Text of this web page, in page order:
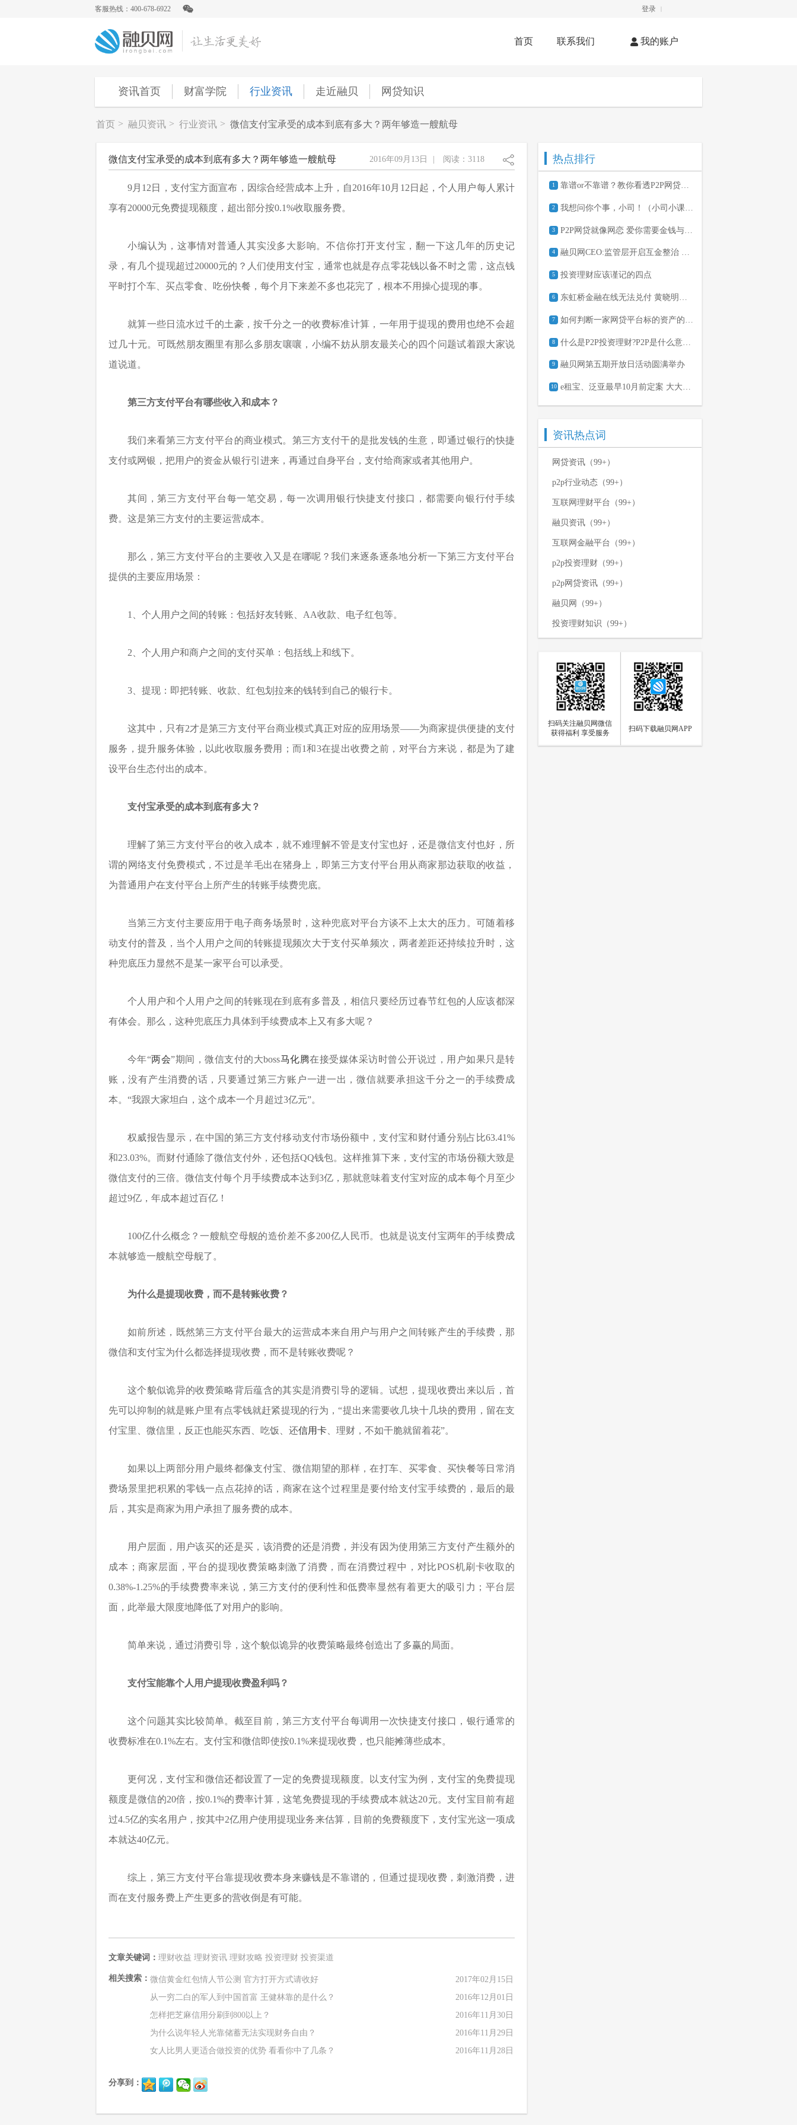
客服热线：400-678-6922 登录 |
首页 联系我们 我的账户
资讯首页 财富学院 行业资讯 走近融贝 网贷知识
首页 > 融贝资讯 > 行业资讯 > 微信支付宝承受的成本到底有多大？两年够造一艘航母
微信支付宝承受的成本到底有多大？两年够造一艘航母 2016年09月13日 阅读：3118
9月12日，支付宝方面宣布，因综合经营成本上升，自2016年10月12日起，个人用户每人累计
享有20000元免费提现额度，超出部分按0.1%收取服务费。
小编认为，这事情对普通人其实没多大影响。不信你打开支付宝，翻一下这几年的历史记
录，有几个提现超过20000元的？人们使用支付宝，通常也就是存点零花钱以备不时之需，这点钱
平时打个车、买点零食、吃份快餐，每个月下来差不多也花完了，根本不用操心提现的事。
就算一些日流水过千的土豪，按千分之一的收费标准计算，一年用于提现的费用也绝不会超
过几十元。可既然朋友圈里有那么多朋友嚷嚷，小编不妨从朋友最关心的四个问题试着跟大家说
道说道。
第三方支付平台有哪些收入和成本？
我们来看第三方支付平台的商业模式。第三方支付干的是批发钱的生意，即通过银行的快捷
支付或网银，把用户的资金从银行引进来，再通过自身平台，支付给商家或者其他用户。
其间，第三方支付平台每一笔交易，每一次调用银行快捷支付接口，都需要向银行付手续
费。这是第三方支付的主要运营成本。
那么，第三方支付平台的主要收入又是在哪呢？我们来逐条逐条地分析一下第三方支付平台
提供的主要应用场景：
1、个人用户之间的转账：包括好友转账、AA收款、电子红包等。
2、个人用户和商户之间的支付买单：包括线上和线下。
3、提现：即把转账、收款、红包划拉来的钱转到自己的银行卡。
这其中，只有2才是第三方支付平台商业模式真正对应的应用场景——为商家提供便捷的支付
服务，提升服务体验，以此收取服务费用；而1和3在提出收费之前，对平台方来说，都是为了建
设平台生态付出的成本。
支付宝承受的成本到底有多大？
理解了第三方支付平台的收入成本，就不难理解不管是支付宝也好，还是微信支付也好，所
谓的网络支付免费模式，不过是羊毛出在猪身上，即第三方支付平台用从商家那边获取的收益，
为普通用户在支付平台上所产生的转账手续费兜底。
当第三方支付主要应用于电子商务场景时，这种兜底对平台方谈不上太大的压力。可随着移
动支付的普及，当个人用户之间的转账提现频次大于支付买单频次，两者差距还持续拉升时，这
种兜底压力显然不是某一家平台可以承受。
个人用户和个人用户之间的转账现在到底有多普及，相信只要经历过春节红包的人应该都深
有体会。那么，这种兜底压力具体到手续费成本上又有多大呢？
今年“两会”期间，微信支付的大boss马化腾在接受媒体采访时曾公开说过，用户如果只是转
账，没有产生消费的话，只要通过第三方账户一进一出，微信就要承担这千分之一的手续费成
本。“我跟大家坦白，这个成本一个月超过3亿元”。
权威报告显示，在中国的第三方支付移动支付市场份额中，支付宝和财付通分别占比63.41%
和23.03%。而财付通除了微信支付外，还包括QQ钱包。这样推算下来，支付宝的市场份额大致是
微信支付的三倍。微信支付每个月手续费成本达到3亿，那就意味着支付宝对应的成本每个月至少
超过9亿，年成本超过百亿！
100亿什么概念？一艘航空母舰的造价差不多200亿人民币。也就是说支付宝两年的手续费成
本就够造一艘航空母舰了。
为什么是提现收费，而不是转账收费？
如前所述，既然第三方支付平台最大的运营成本来自用户与用户之间转账产生的手续费，那
微信和支付宝为什么都选择提现收费，而不是转账收费呢？
这个貌似诡异的收费策略背后蕴含的其实是消费引导的逻辑。试想，提现收费出来以后，首
先可以抑制的就是账户里有点零钱就赶紧提现的行为，“提出来需要收几块十几块的费用，留在支
付宝里、微信里，反正也能买东西、吃饭、还信用卡 、理财，不如干脆就留着花”。
如果以上两部分用户最终都像支付宝、微信期望的那样，在打车、买零食、买快餐等日常消
费场景里把积累的零钱一点点花掉的话，商家在这个过程里是要付给支付宝手续费的，最后的最
后，其实是商家为用户承担了服务费的成本。
用户层面，用户该买的还是买，该消费的还是消费，并没有因为使用第三方支付产生额外的
成本；商家层面，平台的提现收费策略刺激了消费，而在消费过程中，对比POS机刷卡收取的
0.38%-1.25%的手续费费率来说，第三方支付的便利性和低费率显然有着更大的吸引力；平台层
面，此举最大限度地降低了对用户的影响。
简单来说，通过消费引导，这个貌似诡异的收费策略最终创造出了多赢的局面。
支付宝能靠个人用户提现收费盈利吗？
这个问题其实比较简单。截至目前，第三方支付平台每调用一次快捷支付接口，银行通常的
收费标准在0.1%左右。支付宝和微信即使按0.1%来提现收费，也只能摊薄些成本。
更何况，支付宝和微信还都设置了一定的免费提现额度。以支付宝为例，支付宝的免费提现
额度是微信的20倍，按0.1%的费率计算，这笔免费提现的手续费成本就达20元。支付宝目前有超
过4.5亿的实名用户，按其中2亿用户使用提现业务来估算，目前的免费额度下，支付宝光这一项成
本就达40亿元。
综上，第三方支付平台靠提现收费本身来赚钱是不靠谱的，但通过提现收费，刺激消费，进
而在支付服务费上产生更多的营收倒是有可能。
文章关键词： 理财收益 理财资讯 理财攻略 投资理财 投资渠道
相关搜索： 微信黄金红包情人节公测 官方打开方式请收好
2017年02月15日
从一穷二白的军人到中国首富 王健林靠的是什么？
2016年12月01日
怎样把芝麻信用分刷到800以上？
2016年11月30日
为什么说年轻人光靠储蓄无法实现财务自由？
2016年11月29日
女人比男人更适合做投资的优势 看看你中了几条？
2016年11月28日
分享到：
热点排行
1 靠谱or不靠谱？教你看透P2P网贷平台
2
3
4 融贝网CEO:监管层开启互金整治 此处应有掌声
5 投资理财应该谨记的四点
6
7
8
9 融贝网第五期开放日活动圆满举办
10 e租宝、泛亚最早10月前定案 大大集团最早6月结案
资讯热点词
网贷资讯（99+）
p2p行业动态（99+）
互联网理财平台（99+）
融贝资讯（99+）
互联网金融平台（99+）
p2p投资理财（99+）
p2p网贷资讯（99+）
融贝网（99+）
投资理财知识（99+）
网络投资理财（99+）
p2p资讯新闻（99+）
理财攻略（99+）
如何投资理财（97）
p2p网贷（94） 网贷知识（85）
扫码关注融贝网微信
获得福利 享受服务
扫码下载融贝网APP